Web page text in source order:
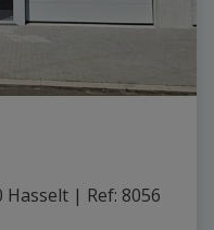
Hasselt | Ref: 8056